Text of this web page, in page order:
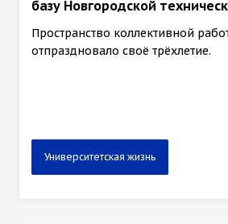
базу Новгородской
Пространство коллективной
отпраздновало своё трёхлетие.
Университетская жизнь